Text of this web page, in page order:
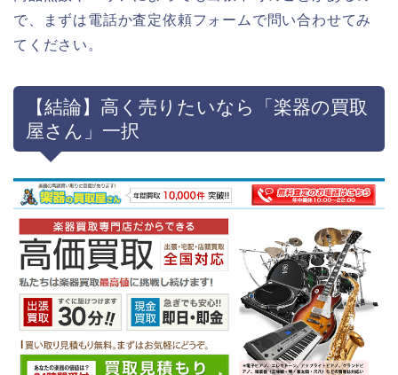
で、まずは電話か査定依頼フォームで問い合わせてみ
てください。
【結論】高く売りたいなら「楽器の買取
屋さん」一択